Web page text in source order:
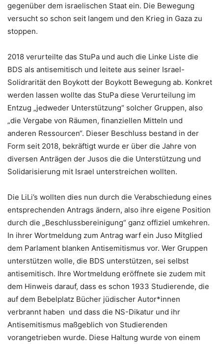
gegenüber dem israelischen Staat ein. Die Bewegung
versucht so schon seit langem und den Krieg in Gaza zu
stoppen.
2018 verurteilte das StuPa und auch die Linke Liste die
BDS als antisemitisch und leitete aus seiner Israel-
Solidrarität den Boykott der Boykott Bewegung ab. Konkret
werden lassen wollte das StuPa diese Verurteilung im
Entzug „jedweder Unterstützung“ solcher Gruppen, also
„die Vergabe von Räumen, finanziellen Mitteln und
anderen Ressourcen“. Dieser Beschluss bestand in der
Form seit 2018, bekräftigt wurde er über die Jahre von
diversen Anträgen der Jusos die die Unterstützung und
Solidarisierung mit Israel unterstreichen wollten.
Die LiLi’s wollten dies nun durch die Verabschiedung eines
entsprechenden Antrags ändern, also ihre eigene Position
durch die „Beschlussbereinigung“ ganz offiziel umkehren.
In ihrer Wortmeldung zum Antrag warf ein Juso Mitglied
dem Parlament blanken Antisemitismus vor. Wer Gruppen
unterstützen wolle, die BDS unterstützen, sei selbst
antisemitisch. Ihre Wortmeldung eröffnete sie zudem mit
dem Hinweis darauf, dass es schon 1933 Studierende, die
auf dem Bebelplatz Bücher jüdischer Autor*innen
verbrannt haben und dass die NS-Dikatur und ihr
Antisemitismus maßgeblich von Studierenden
vorangetrieben wurde. Diese Haltung wurde von einem